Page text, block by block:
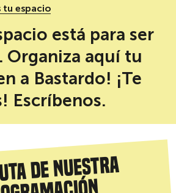
tu espacio
está para ser
Organiza aquí tu
a Bastardo! ¡Te
Escríbenos.
de nuestra